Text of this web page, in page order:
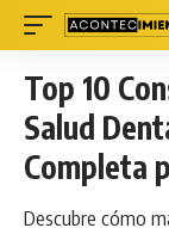
Top 10
Salud
Completa
Descubre cómo